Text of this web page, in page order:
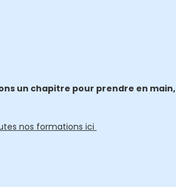
un chapitre pour prendre en main,
nos formations ici